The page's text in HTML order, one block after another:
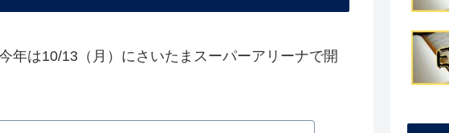
年は10/13（月）にさいたまスーパーアリーナで開